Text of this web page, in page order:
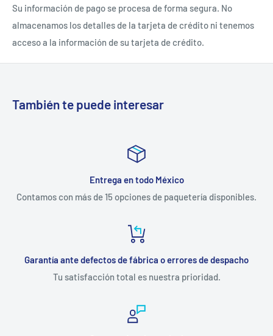
Su información de pago se procesa de forma segura. No
almacenamos los detalles de la tarjeta de crédito ni tenemos
acceso a la información de su tarjeta de crédito.
También te puede interesar
Entrega en todo México
Contamos con más de 15 opciones de paquetería disponibles.
Garantía ante defectos de fábrica o errores de despacho
Tu satisfacción total es nuestra prioridad.